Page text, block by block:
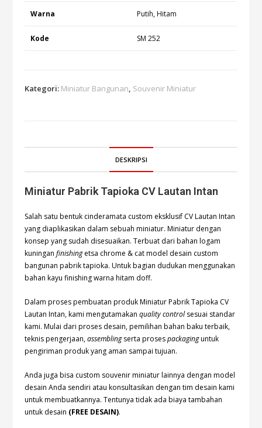
Warna Putih, Hitam
Kode SM 252
Kategori: Miniatur Bangunan, Souvenir Miniatur
DESKRIPSI
Miniatur Pabrik Tapioka CV Lautan Intan
Salah satu bentuk cinderamata custom eksklusif CV Lautan Intan
yang diaplikasikan dalam sebuah miniatur. Miniatur dengan
konsep yang sudah disesuaikan. Terbuat dari bahan logam
kuninganfinishingetsa chrome & cat model desain custom
bangunan pabrik tapioka. Untuk bagian dudukan menggunakan
bahan kayu finishing warna hitam doff.
Dalam proses pembuatan produk Miniatur Pabrik Tapioka CV
Lautan Intan, kami mengutamakanquality controlsesuai standar
kami. Mulai dari proses desain, pemilihan bahan baku terbaik,
teknis pengerjaan,assemblingserta prosespackaginguntuk
pengiriman produk yang aman sampai tujuan.
Anda juga bisa custom souvenir miniatur lainnya dengan model
desain Anda sendiri atau konsultasikan dengan tim desain kami
untuk membuatkannya. Tentunya tidak ada biaya tambahan
untuk desain (FREE DESAIN).